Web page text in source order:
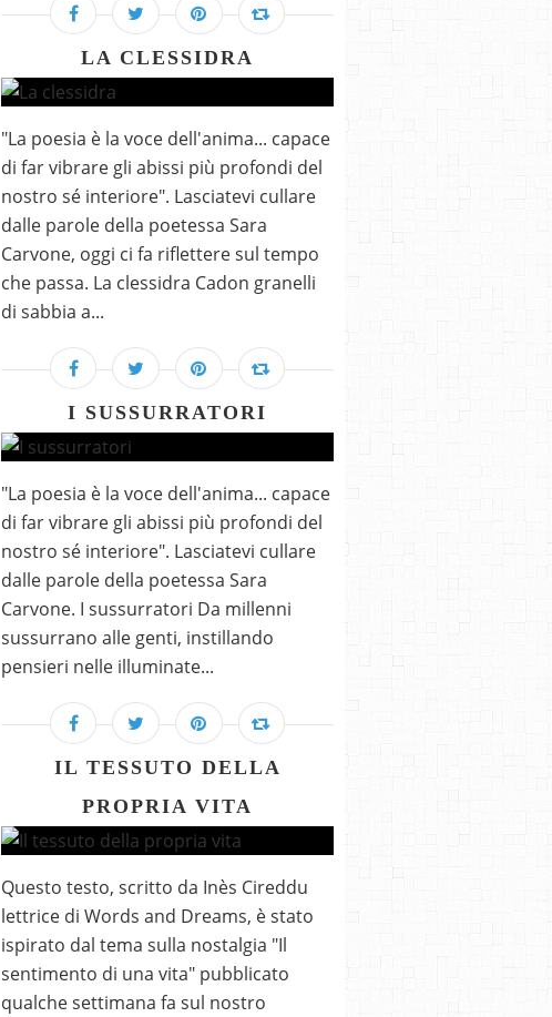
LA CLESSIDRA
"La poesia è la voce dell'anima... capace
di far vibrare gli abissi più profondi del
nostro sé interiore". Lasciatevi cullare
dalle parole della poetessa Sara
Carvone, oggi ci fa riflettere sul tempo
che passa. La clessidra Cadon granelli
di sabbia a...
I SUSSURRATORI
"La poesia è la voce dell'anima... capace
di far vibrare gli abissi più profondi del
nostro sé interiore". Lasciatevi cullare
dalle parole della poetessa Sara
Carvone. I sussurratori Da millenni
sussurrano alle genti, instillando
pensieri nelle illuminate...
IL TESSUTO DELLA
PROPRIA VITA
Questo testo, scritto da Inès Cireddu
lettrice di Words and Dreams, è stato
ispirato dal tema sulla nostalgia "Il
sentimento di una vita" pubblicato
qualche settimana fa sul nostro